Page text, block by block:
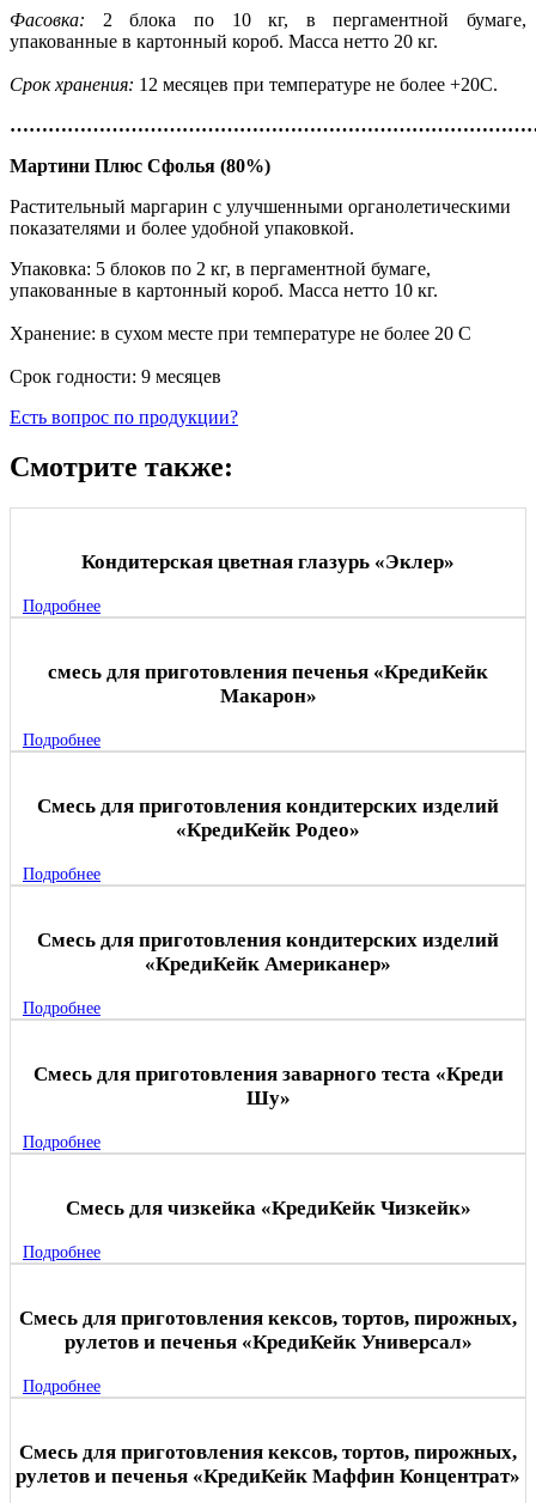
Фасовка: 2 блока по 10 кг, в пергаментной бумаге,
упакованные в картонный короб. Масса нетто 20 кг.
Срок хранения: 12 месяцев при температуре не более +20С.
Мартини Плюс Сфолья (80%)
Растительный маргарин с улучшенными органолетическими
показателями и более удобной упаковкой.
Упаковка: 5 блоков по 2 кг, в пергаментной бумаге,
упакованные в картонный короб. Масса нетто 10 кг.
Хранение: в сухом месте при температуре не более 20 С
Срок годности: 9 месяцев
Есть вопрос по продукции?
Смотрите также:
Кондитерская цветная глазурь «Эклер»
Подробнее
смесь для приготовления печенья «КредиКейк
Макарон»
Подробнее
Смесь для приготовления кондитерских изделий
«КредиКейк Родео»
Подробнее
Смесь для приготовления кондитерских изделий
«КредиКейк Американер»
Подробнее
Смесь для приготовления заварного теста «Креди
Шу»
Подробнее
Смесь для чизкейка «КредиКейк Чизкейк»
Подробнее
Смесь для приготовления кексов, тортов, пирожных,
рулетов и печенья «КредиКейк Универсал»
Подробнее
Смесь для приготовления кексов, тортов, пирожных,
рулетов и печенья «КредиКейк Маффин Концентрат»